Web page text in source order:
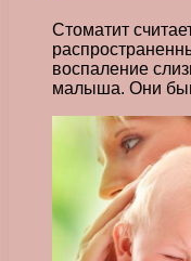
Стоматит
воспаление
малыша. Они